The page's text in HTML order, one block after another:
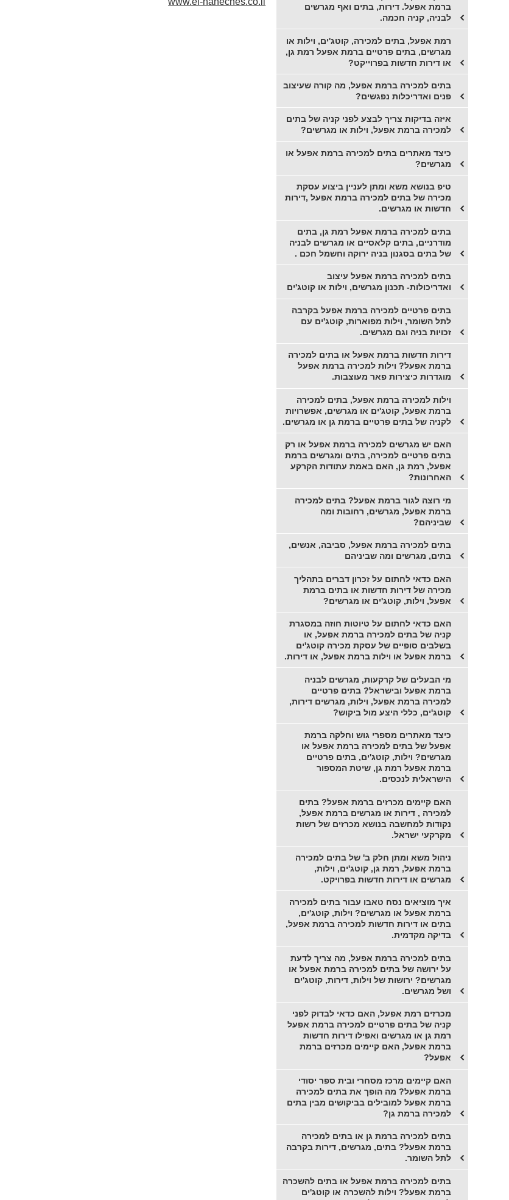
ברמת אפעל. דירות, בתים ואף מגרשים
לבניה, קניה חכמה.
רמת אפעל, בתים למכירה, קוטג'ים, וילות או
מגרשים, בתים פרטיים ברמת אפעל רמת גן,
או דירות חדשות בפרוייקט?
בתים למכירה ברמת אפעל, מה קורה שעיצוב
פנים ואדריכלות נפגשים?
איזה בדיקות צריך לבצע לפני קניה של בתים
למכירה ברמת אפעל, וילות או מגרשים?
כיצד מאתרים בתים למכירה ברמת אפעל או
מגרשים?
טיפ בנושא משא ומתן לעניין ביצוע עסקת
מכירה של בתים למכירה ברמת אפעל ,דירות
חדשות או מגרשים.
בתים למכירה ברמת אפעל רמת גן, בתים
מודרניים, בתים קלאסיים או מגרשים לבניה
של בתים בסגנון בניה ירוקה וחשמל חכם .
בתים למכירה ברמת אפעל עיצוב
ואדריכולות- תכנון מגרשים, וילות או קוטג'ים
בתים פרטיים למכירה ברמת אפעל בקרבה
לתל השומר, וילות מפוארות, קוטג'ים עם
זכויות בניה וגם מגרשים.
דירות חדשות ברמת אפעל או בתים למכירה
ברמת אפעל? וילות למכירה ברמת אפעל
מוגדרות כיצירות פאר מעוצבות.
וילות למכירה ברמת אפעל, בתים למכירה
ברמת אפעל, קוטג'ים או מגרשים, אפשרויות
לקניה של בתים פרטיים ברמת גן או מגרשים.
האם יש מגרשים למכירה ברמת אפעל או רק
בתים פרטיים למכירה, בתים ומגרשים ברמת
אפעל, רמת גן, האם באמת עתודות הקרקע
האחרונות?
מי רוצה לגור ברמת אפעל? בתים למכירה
ברמת אפעל, מגרשים, רחובות ומה
שביניהם?
בתים למכירה ברמת אפעל, סביבה, אנשים,
בתים, מגרשים ומה שביניהם
האם כדאי לחתום על זכרון דברים בתהליך
מכירה של דירות חדשות או בתים ברמת
אפעל, וילות, קוטג'ים או מגרשים?
האם כדאי לחתום על טיוטות חוזה במסגרת
קניה של בתים למכירה ברמת אפעל, או
בשלבים סופיים של עסקת מכירה קוטג'ים
ברמת אפעל או וילות ברמת אפעל, או דירות.
מי הבעלים של קרקעות, מגרשים לבניה
ברמת אפעל ובישראל? בתים פרטיים
למכירה ברמת אפעל, וילות, מגרשים דירות,
קוטג'ים, כללי היצע מול ביקוש?
כיצד מאתרים מספרי גוש וחלקה ברמת
אפעל של בתים למכירה ברמת אפעל או
מגרשים? וילות, קוטג'ים, בתים פרטיים
ברמת אפעל רמת גן, שיטת המספור
הישראלית לנכסים.
האם קיימים מכרזים ברמת אפעל? בתים
למכירה , דירות או מגרשים ברמת אפעל,
נקודות למחשבה בנושא מכרזים של רשות
מקרקעי ישראל.
ניהול משא ומתן חלק ב' של בתים למכירה
ברמת אפעל, רמת גן, קוטג'ים, וילות,
מגרשים או דירות חדשות בפרויקט.
איך מוציאים נסח טאבו עבור בתים למכירה
ברמת אפעל או מגרשים? וילות, קוטג'ים,
בתים או דירות חדשות למכירה ברמת אפעל,
בדיקה מקדמית.
בתים למכירה ברמת אפעל, מה צריך לדעת
על ירושה של בתים למכירה ברמת אפעל או
מגרשים? ירושות של וילות, דירות, קוטג'ים
ושל מגרשים.
מכרזים רמת אפעל, האם כדאי לבדוק לפני
קניה של בתים פרטיים למכירה ברמת אפעל
רמת גן או מגרשים ואפילו דירות חדשות
ברמת אפעל, האם קיימים מכרזים ברמת
אפעל?
האם קיימים מרכז מסחרי ובית ספר יסודי
ברמת אפעל? מה הופך את בתים למכירה
ברמת אפעל למובילים בביקושים מבין בתים
למכירה ברמת גן?
בתים למכירה ברמת גן או בתים למכירה
ברמת אפעל? בתים, מגרשים, דירות בקרבה
לתל השומר.
בתים למכירה ברמת אפעל או בתים להשכרה
ברמת אפעל? וילות להשכרה או קוטג'ים